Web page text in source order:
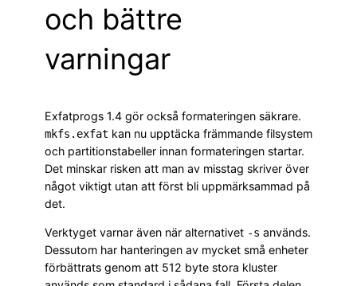
och bättre
varningar
Exfatprogs 1.4 gör också formateringen säkrare.
mkfs.exfat kan nu upptäcka främmande filsystem
och partitionstabeller innan formateringen startar.
Det minskar risken att man av misstag skriver över
något viktigt utan att först bli uppmärksammad på
det.
Verktyget varnar även när alternativet -s används.
Dessutom har hanteringen av mycket små enheter
förbättrats genom att 512 byte stora kluster